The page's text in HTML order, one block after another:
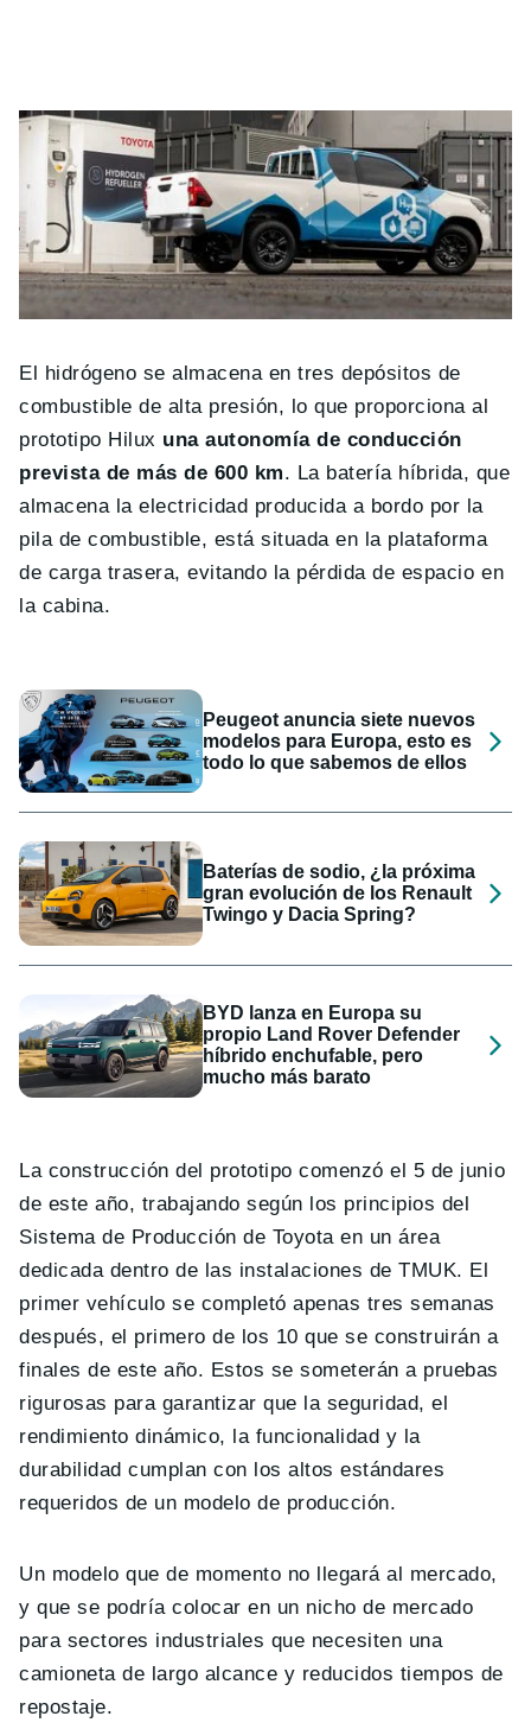
El hidrógeno se almacena en tres depósitos de
combustible de alta presión, lo que proporciona al
prototipo Hilux una autonomía de conducción
prevista de más de 600 km. La batería híbrida, que
almacena la electricidad producida a bordo por la
pila de combustible, está situada en la plataforma
de carga trasera, evitando la pérdida de espacio en
la cabina.
Peugeot anuncia siete nuevos
modelos para Europa, esto es
todo lo que sabemos de ellos
Baterías de sodio, ¿la próxima
gran evolución de los Renault
Twingo y Dacia Spring?
BYD lanza en Europa su
propio Land Rover Defender
híbrido enchufable, pero
mucho más barato
La construcción del prototipo comenzó el 5 de junio
de este año, trabajando según los principios del
Sistema de Producción de Toyota en un área
dedicada dentro de las instalaciones de TMUK. El
primer vehículo se completó apenas tres semanas
después, el primero de los 10 que se construirán a
finales de este año. Estos se someterán a pruebas
rigurosas para garantizar que la seguridad, el
rendimiento dinámico, la funcionalidad y la
durabilidad cumplan con los altos estándares
requeridos de un modelo de producción.
Un modelo que de momento no llegará al mercado,
y que se podría colocar en un nicho de mercado
para sectores industriales que necesiten una
camioneta de largo alcance y reducidos tiempos de
repostaje.